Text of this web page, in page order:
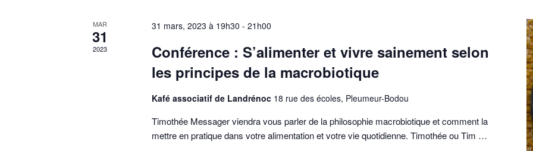
MAR
31
2023
31 mars, 2023 à 19h30 - 21h00
Conférence : S’alimenter et vivre sainement selon
les principes de la macrobiotique
Kafé associatif de Landrénoc 18 rue des écoles, Pleumeur-Bodou
Timothée Messager viendra vous parler de la philosophie macrobiotique et comment la
mettre en pratique dans votre alimentation et votre vie quotidienne. Timothée ou Tim …